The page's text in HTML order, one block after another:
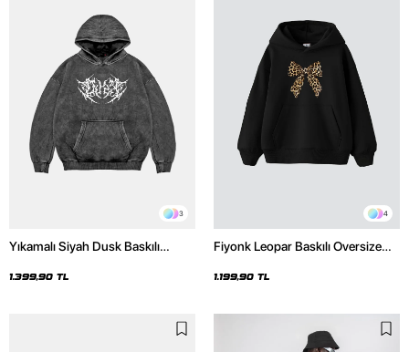
3
Yıkamalı Siyah Dusk Baskılı
1.399,90 TL
4
Fiyonk Leopar Baskılı Oversize
1.199,90 TL